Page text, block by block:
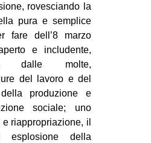
rovesciando la
pura e semplice
fare dell’8 marzo
e includente,
dalle molte,
del lavoro e del
produzione e
sociale; uno
riappropriazione, il
esplosione della